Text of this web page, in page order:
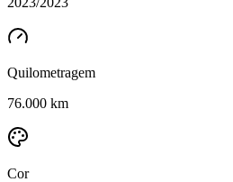
Quilometragem
76.000 km
Cor